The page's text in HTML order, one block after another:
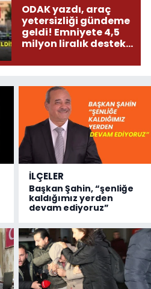
ODAK yazdı, araç
yetersizliği gündeme
geldi! Emniyete 4,5
milyon liralık destek
İLÇELER
Başkan Şahin, “şenliğe
kaldığımız yerden
devam ediyoruz”